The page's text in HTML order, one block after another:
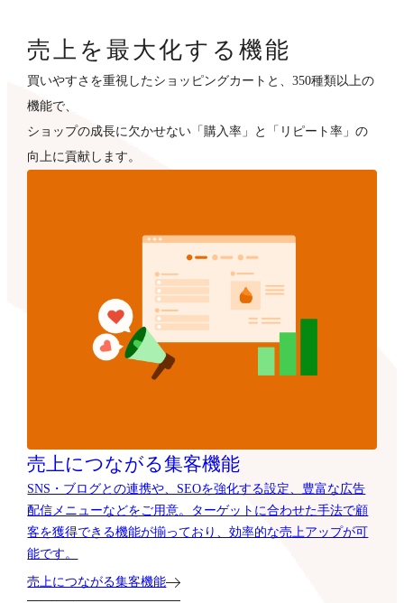
売上を最大化する機能
買いやすさを重視したショッピングカートと、350種類以上の
機能で、
ショップの成長に欠かせない「購入率」と「リピート率」の
向上に貢献します。
売上につながる集客機能
SNS・ブログとの連携や、SEOを強化する設定、豊富な広告
配信メニューなどをご用意。ターゲットに合わせた手法で顧
客を獲得できる機能が揃っており、効率的な売上アップが可
能です。
売上につながる集客機能